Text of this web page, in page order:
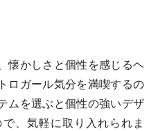
懐かしさと個性を感じるヘ
ロガール気分を満喫するの
ムを選ぶと個性の強いデザ
、気軽に取り入れられま